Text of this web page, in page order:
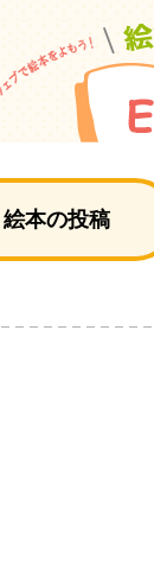
絵本の投稿